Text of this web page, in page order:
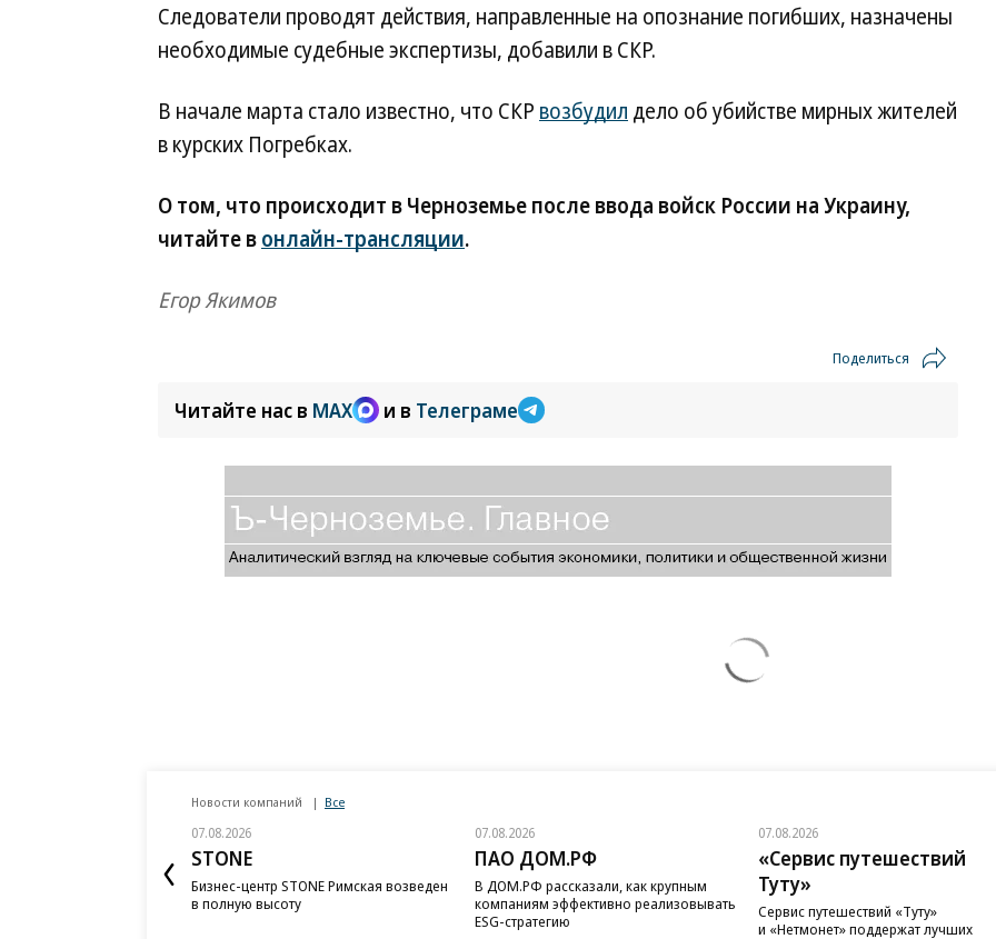
Следователи проводят действия, направленные на опознание погибших, назначены
необходимые судебные экспертизы, добавили в СКР.
В начале марта стало известно, что СКР возбудил дело об убийстве мирных жителей
в курских Погребках.
О том, что происходит в Черноземье после ввода войск России на Украину,
читайте вонлайн-трансляции.
Егор Якимов
Поделиться
Читайте нас в MAX и в Телеграме
Новости компаний Все
07.08.2026
STONE
Бизнес-центр STONE Римская возведен
в полную высоту
07.08.2026
ПАО ДОМ.РФ
В ДОМ.РФ рассказали, как крупным
компаниям эффективно реализовывать
ESG-стратегию
07.08.2026
«Сервис путешествий
Туту»
Сервис путешествий «Туту»
и «Нетмонет» поддержат лучших